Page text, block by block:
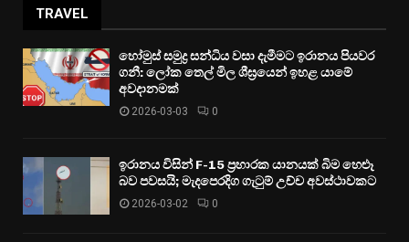
TRAVEL
හෝමුස් සමුද්‍ර සන්ධිය වසා දැමීමට ඉරානය පියවර
ගනී: ලෝක තෙල් මිල ශීඝ්‍රයෙන් ඉහළ යාමේ
අවදානමක්
2026-03-03 0
ඉරානය විසින් F-15 ප්‍රහාරක යානයක් බිම හෙළූ
බව පවසයි; මැදපෙරදිග ගැටුම් උච්ච අවස්ථාවකට
2026-03-02 0